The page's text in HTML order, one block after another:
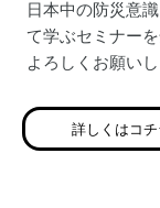
日本中の防災意
て学ぶセミナー
よろしくお願いし
詳しくはコチ